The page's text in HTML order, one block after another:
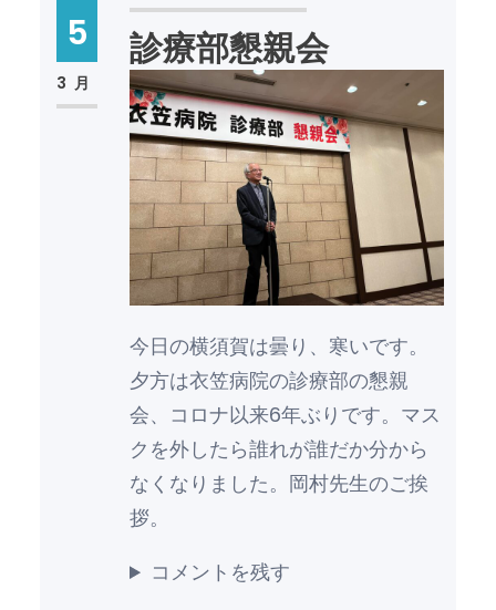
5
3月
診療部懇親会
今日の横須賀は曇り、寒いです。
夕方は衣笠病院の診療部の懇親
会、コロナ以来6年ぶりです。マス
クを外したら誰れが誰だか分から
なくなりました。岡村先生のご挨
拶。
コメントを残す